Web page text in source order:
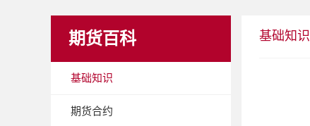
期货百科
基础知识
期货合约
基础知识